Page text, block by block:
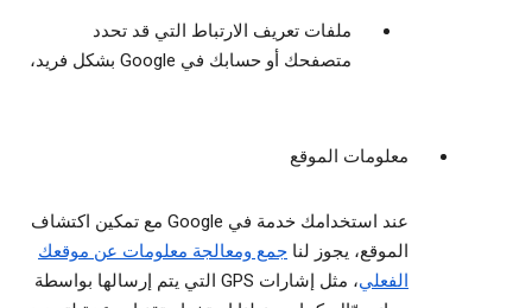
ملفات تعريف الارتباط التي قد تحدد
متصفحك أو حسابك في Google بشكل فريد،
معلومات الموقع
عند استخدامك خدمة في Google مع تمكين اكتشاف
الموقع، يجوز لنا جمع ومعالجة معلومات عن موقعك
الفعلي
، مثل إشارات GPS التي يتم إرسالها بواسطة